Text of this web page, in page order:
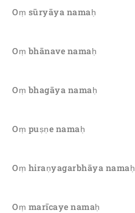
Oṃ sūryāya namaḥ
Oṃ bhānave namaḥ
Oṃ bhagāya namaḥ
Oṃ puṣṇe namaḥ
Oṃ hiraṇyagarbhāya namaḥ
Oṃ marīcaye namaḥ